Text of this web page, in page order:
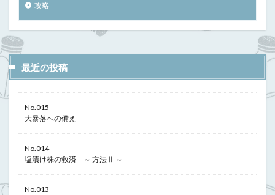
攻略
最近の投稿
No.015
大暴落への備え
No.014
塩漬け株の救済 ～ 方法Ⅱ ～
No.013